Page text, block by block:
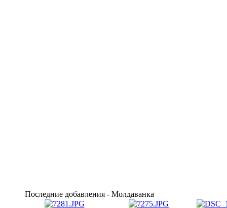
Последние добавления - Молдаванка